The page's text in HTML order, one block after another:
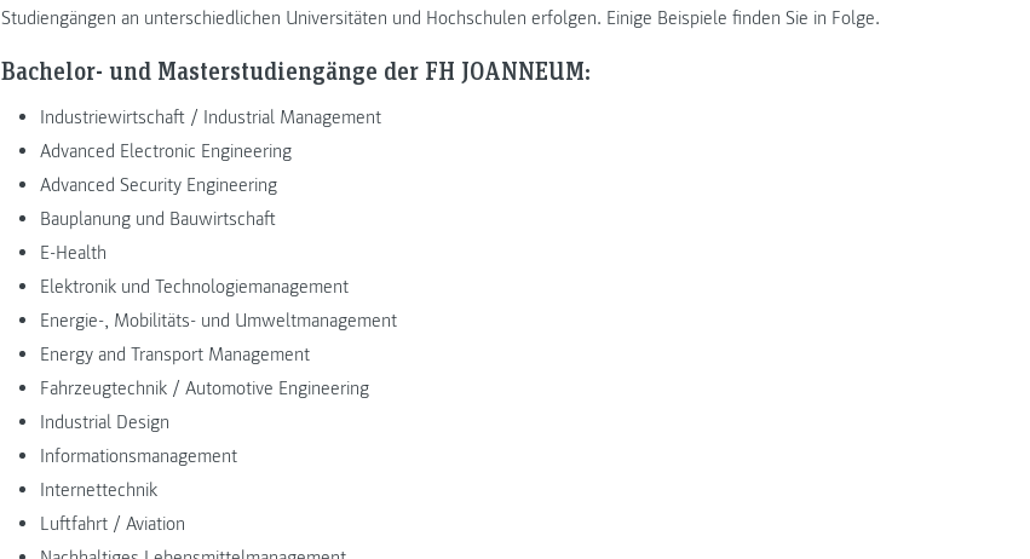
Studiengängen an unterschiedlichen Universitäten und Hochschulen erfolgen. Einige Beispiele finden Sie in Folge.
Bachelor- und Masterstudiengänge der FH JOANNEUM:
Industriewirtschaft / Industrial Management
Advanced Electronic Engineering
Advanced Security Engineering
Bauplanung und Bauwirtschaft
E-Health
Elektronik und Technologiemanagement
Energie-, Mobilitäts- und Umweltmanagement
Energy and Transport Management
Fahrzeugtechnik / Automotive Engineering
Industrial Design
Informationsmanagement
Internettechnik
Luftfahrt / Aviation